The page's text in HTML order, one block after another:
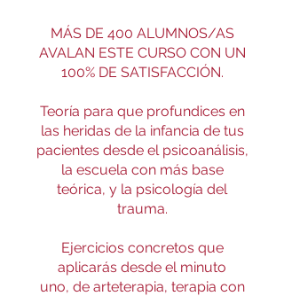
MÁS DE 400 ALUMNOS/AS
AVALAN ESTE CURSO CON UN
100% DE SATISFACCIÓN.
Teoría para que profundices en
las heridas de la infancia de tus
pacientes desde el psicoanálisis,
la escuela con más base
teórica, y la psicología del
trauma.
Ejercicios concretos que
aplicarás desde el minuto
uno, de arteterapia, terapia con